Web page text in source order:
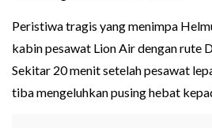
Peristiwa tragis yang menimpa
kabin pesawat Lion Air dengan rute
Sekitar 20 menit setelah pesawat
tiba mengeluhkan pusing hebat